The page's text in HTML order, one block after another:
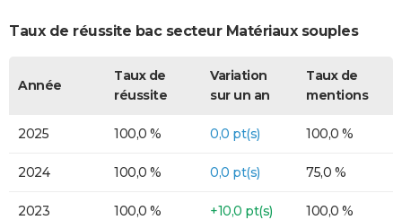
Taux de réussite bac secteur Matériaux souples
Année
Taux de
réussite
Variation
sur un an
Taux de
mentions
2025 100,0 % 0,0 pt(s) 100,0 %
2024 100,0 % 0,0 pt(s) 75,0 %
2023 100,0 % +10,0 pt(s) 100,0 %